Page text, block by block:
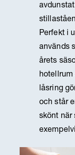
Perfekt i
används
årets
hotellrum
låsring
och står
skönt när